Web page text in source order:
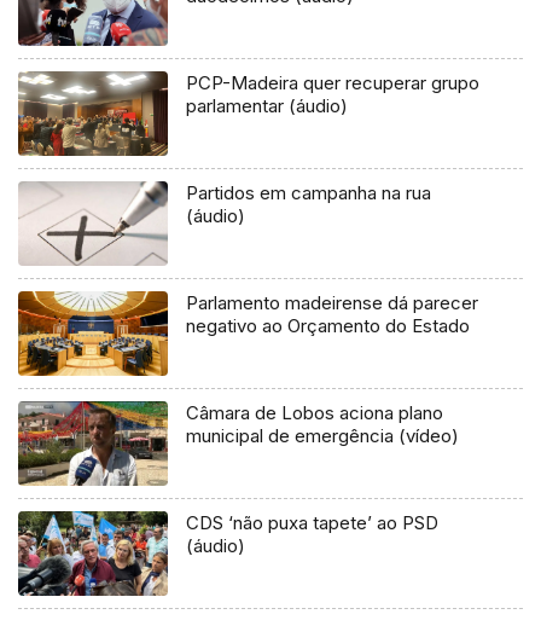
PCP-Madeira quer recuperar grupo
parlamentar (áudio)
Partidos em campanha na rua
(áudio)
Parlamento madeirense dá parecer
negativo ao Orçamento do Estado
Câmara de Lobos aciona plano
municipal de emergência (vídeo)
CDS ‘não puxa tapete’ ao PSD
(áudio)